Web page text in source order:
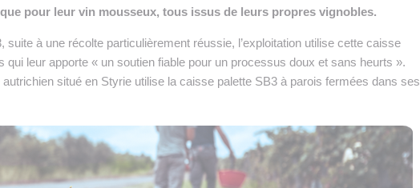
pour leur vin mousseux, tous issus de leurs propres vignobles.
suite à une récolte particulièrement réussie, l’exploitation utilise cette caisse
qui leur apporte « un soutien fiable pour un processus doux et sans heurts ».
situé en Styrie utilise la caisse palette SB3 à parois fermées dans ses